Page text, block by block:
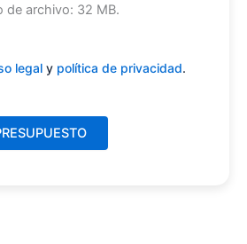
de archivo: 32 MB.
legal y política de privacidad.